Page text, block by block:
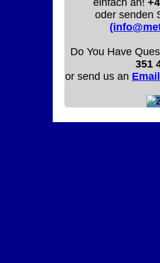
einfach an!
oder senden
Do You Have
351
or send us an